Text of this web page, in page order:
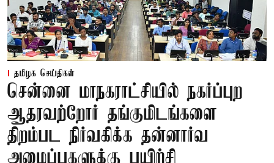
தமிழக செய்திகள்
சென்னை மாநகராட்சியில் நகர்ப்புற
ஆதரவற்றோர் தங்குமிடங்களை
திறம்பட நிர்வகிக்க தன்னார்வ
அமைப்புகளுக்கு பயிற்சி